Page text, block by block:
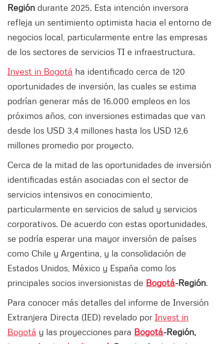
Región durante 2025. Esta intención inversora
refleja un sentimiento optimista hacia el entorno de
negocios local, particularmente entre las empresas
de los sectores de servicios TI e infraestructura.​
Invest in Bogotá ha identificado cerca de 120
oportunidades de inversión, las cuales se estima
podrían generar más de 16.000 empleos en los
próximos años, con inversiones estimadas que van
desde los USD 3,4 millones hasta los USD 12,6
millones promedio por proyecto.
Cerca de la mitad de las oportunidades de inversión
identificadas están asociadas con el sector de
servicios intensivos en conocimiento,
particularmente en servicios de salud y servicios
corporativos. De acuerdo con estas oportunidades,
se podría esperar una mayor inversión de países
como Chile y Argentina, y la consolidación de
Estados Unidos, México y España como los
principales socios inversionistas de Bogotá-Región.
Para conocer más detalles del informe de Inversión
Extranjera Directa (IED) revelado por Invest in
Bogotá y las proyecciones para Bogotá-Región,